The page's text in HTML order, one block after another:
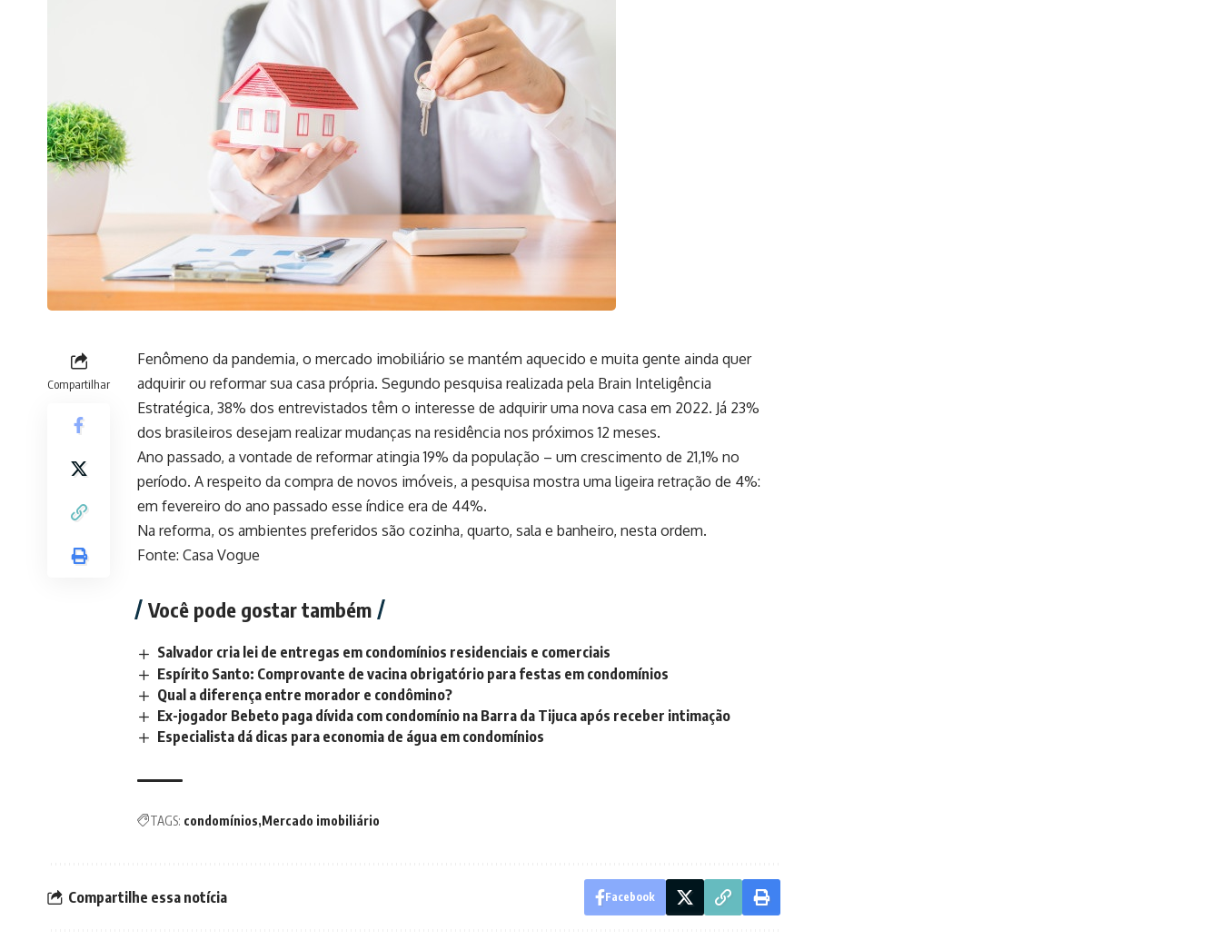
Compartilhar
Fenômeno da pandemia, o mercado imobiliário se mantém aquecido e muita gente ainda quer
adquirir ou reformar sua casa própria. Segundo pesquisa realizada pela Brain Inteligência
Estratégica, 38% dos entrevistados têm o interesse de adquirir uma nova casa em 2022. Já 23%
dos brasileiros desejam realizar mudanças na residência nos próximos 12 meses.
Ano passado, a vontade de reformar atingia 19% da população – um crescimento de 21,1% no
período. A respeito da compra de novos imóveis, a pesquisa mostra uma ligeira retração de 4%:
em fevereiro do ano passado esse índice era de 44%.
Na reforma, os ambientes preferidos são cozinha, quarto, sala e banheiro, nesta ordem.
Fonte: Casa Vogue
Você pode gostar também
Salvador cria lei de entregas em condomínios residenciais e comerciais
Espírito Santo: Comprovante de vacina obrigatório para festas em condomínios
Qual a diferença entre morador e condômino?
Ex-jogador Bebeto paga dívida com condomínio na Barra da Tijuca após receber intimação
Especialista dá dicas para economia de água em condomínios
TAGS: condomínios Mercado imobiliário
Compartilhe essa notícia Facebook